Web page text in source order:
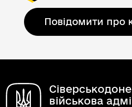
Повідомити про
військова